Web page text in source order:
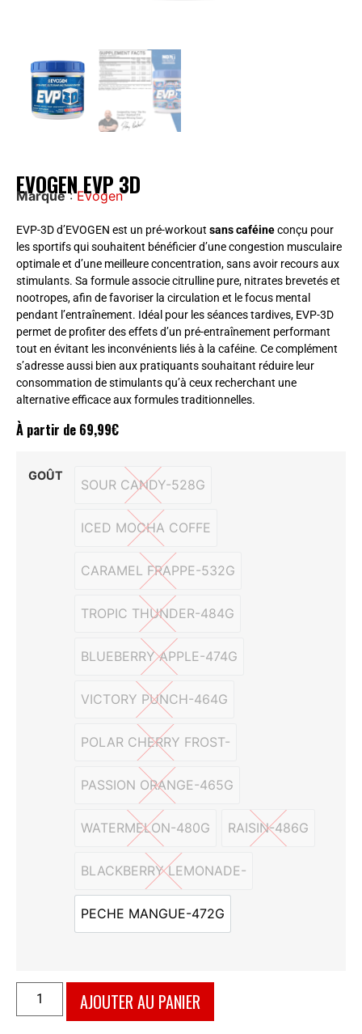
EVOGEN EVP 3D
Marque:Evogen
EVP-3D d’EVOGEN est un pré-workout sans caféineconçu pour
les sportifs qui souhaitent bénéficier d’une congestion musculaire
optimale et d’une meilleure concentration, sans avoir recours aux
stimulants. Sa formule associe citrulline pure, nitrates brevetés et
nootropes, afin de favoriser la circulation et le focus mental
pendant l’entraînement. Idéal pour les séances tardives, EVP-3D
permet de profiter des effets d’un pré-entraînement performant
tout en évitant les inconvénients liés à la caféine. Ce complément
s’adresse aussi bien aux pratiquants souhaitant réduire leur
consommation de stimulants qu’à ceux recherchant une
alternative efficace aux formules traditionnelles.
À partir de 69,99€
GOÛT
SOUR CANDY-528G
SOUR CANDY-528G
ICED MOCHA COFFE
ICED MOCHA COFFE
CARAMEL FRAPPE-532G
CARAMEL FRAPPE-532G
TROPIC THUNDER-484G
TROPIC THUNDER-484G
BLUEBERRY APPLE-474G
BLUEBERRY APPLE-474G
VICTORY PUNCH-464G
VICTORY PUNCH-464G
POLAR CHERRY FROST-
POLAR CHERRY FROST-
PASSION ORANGE-465G
PASSION ORANGE-465G
WATERMELON-480G
WATERMELON-480G
RAISIN-486G
RAISIN-486G
BLACKBERRY LEMONADE-
BLACKBERRY LEMONADE-
PECHE MANGUE-472G
PECHE MANGUE-472G
AJOUTER AU PANIER